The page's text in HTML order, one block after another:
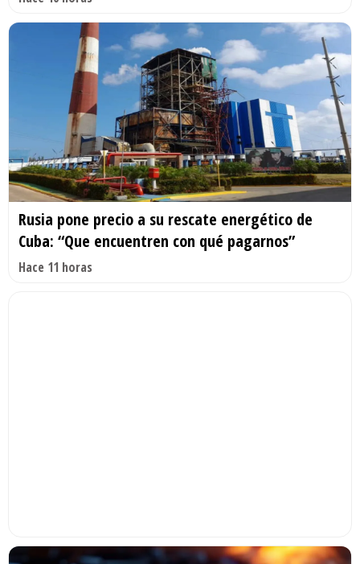
Rusia pone precio a su rescate energético de
Cuba: “Que encuentren con qué pagarnos”
Hace 11 horas